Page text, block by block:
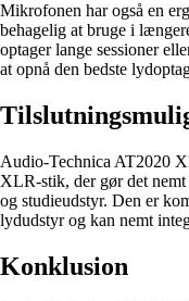
Mikrofonen har også en
behagelig at bruge i
optager lange sessioner
at opnå den bedste
Audio-Technica AT2020
XLR-stik, der gør det
og studieudstyr. Den er
lydudstyr og kan nemt
Konklusion